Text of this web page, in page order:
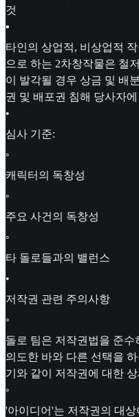
것
▪
타인의 상업적, 비상업적
으로 하는 2차창작물은 철
이 발각될 경우 상금 및 배
권 및 배포권 침해 당사자
•
심사 기준:
◦
캐릭터의 독창성
◦
주요 사건의 독창성
◦
타 돌로들과의 밸런스
•
저작권 관련 주의사항
◦
돌로 팀은 저작권법을 준
의도한 바와 다른 선택을
기와 같이 저작권에 대한
◦
'아이디어'는 저작권의 대